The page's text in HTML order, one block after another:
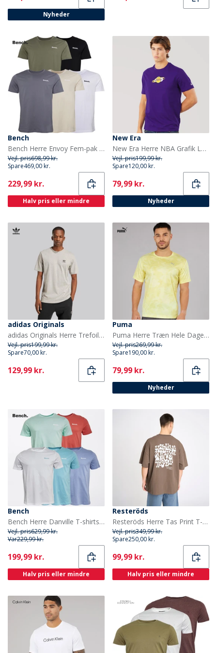
Nyheder
Bench
Bench Herre Envoy Fem-pak T-shirts Sort/Lyse Khaki/Hvid/Sten/Stålgrå
Vejl. pris698,99 kr.
Spare469,00 kr.
Current
229,99 kr.
Halv pris eller mindre
New Era
New Era Herre NBA Grafik Los Angeles Lakers T-shirt Trp
Vejl. pris199,99 kr.
Spare120,00 kr.
Current
79,99 kr.
Nyheder
adidas Originals
adidas Originals Herre Trefoil Essentials T-shirt Medium Grey Heather
Vejl. pris199,99 kr.
Spare70,00 kr.
Current
129,99 kr.
Puma
Puma Herre Træn Hele Dagen Marmor Print Trænings Top Gold Moon
Vejl. pris269,99 kr.
Spare190,00 kr.
Current
79,99 kr.
Nyheder
Bench
Bench Herre Danville T-shirts Flerfarvet
Vejl. pris629,99 kr.
Var229,99 kr.
Current
199,99 kr.
Halv pris eller mindre
Resteröds
Resteröds Herre Tas Print T-shirt Brun
Vejl. pris349,99 kr.
Spare250,00 kr.
Current
99,99 kr.
Halv pris eller mindre